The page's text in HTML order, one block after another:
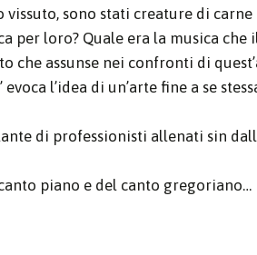
sono stati creature di
per loro? Quale era la musica
assunse nei confronti di
l’idea di un’arte fine a se
di professionisti allenati sin
piano e del canto gregoriano…